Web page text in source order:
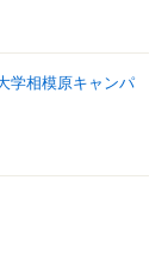
学相模原キャンパ